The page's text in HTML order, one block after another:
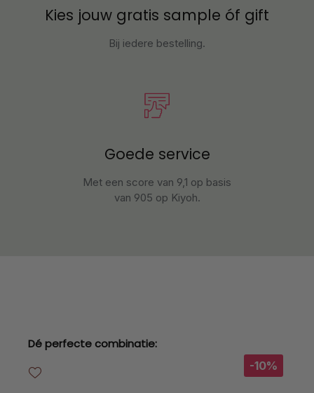
Kies jouw gratis sample óf gift
Bij iedere bestelling.
Goede service
Met een score van 9,1 op basis
van 905 op Kiyoh.
Productgalerij overslaan
Dé perfecte combinatie:
-10%